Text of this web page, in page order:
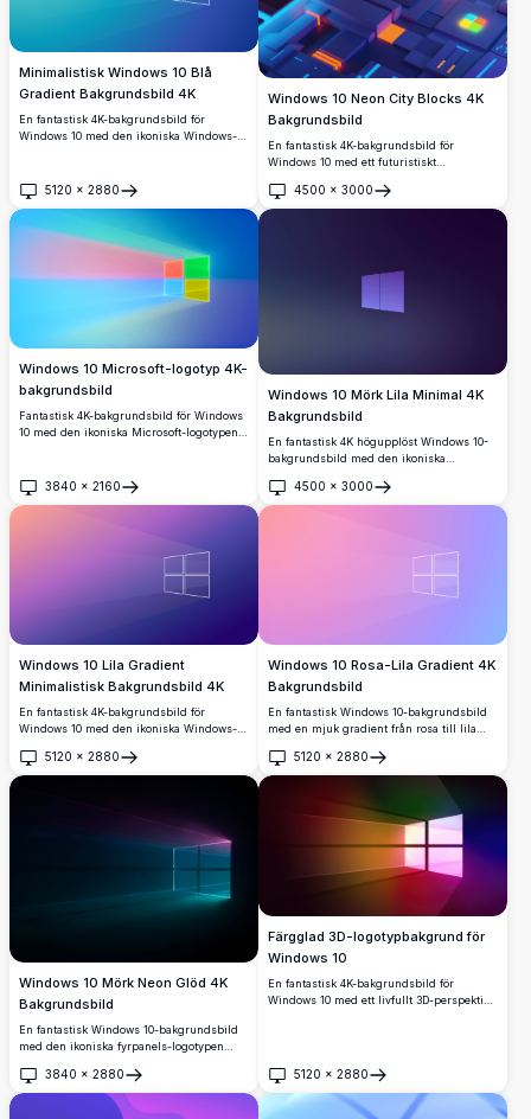
Minimalistisk Windows 10 Blå
Gradient Bakgrundsbild 4K
En fantastisk 4K-bakgrundsbild för
Windows 10 med den ikoniska Windows-
ljusstråleeffekter, perfekt för moderna
skrivbordsmiljöer.
5120 × 2880
Öppna
Windows 10 Neon City Blocks 4K
Bakgrundsbild
En fantastisk 4K-bakgrundsbild för
Windows 10 med ett futuristiskt
neonorange och blå ljus, geometriska
blockstrukturer och den ikoniska
4500 × 3000
Öppna
Windows 10 Microsoft-logotyp 4K-
bakgrundsbild
Fantastisk 4K-bakgrundsbild för Windows
10 med den ikoniska Microsoft-logotypen
en mjuk gradientblå bakgrund i ultrahög
upplösning.
3840 × 2160
Öppna
Windows 10 Mörk Lila Minimal 4K
Bakgrundsbild
En fantastisk 4K högupplöst Windows 10-
bakgrundsbild med den ikoniska
djup mörk gradientbakgrund. Perfekt för
en ren, modern skrivbordsestetik.
4500 × 3000
Öppna
Windows 10 Lila Gradient
Minimalistisk Bakgrundsbild 4K
En fantastisk 4K-bakgrundsbild för
Windows 10 med den ikoniska Windows-
lila och orange gradientbakgrund. Perfekt
för moderna skrivbord som söker en ren,
5120 × 2880
Öppna
Windows 10 Rosa-Lila Gradient 4K
Bakgrundsbild
En fantastisk Windows 10-bakgrundsbild
med en mjuk gradient från rosa till lila
av Windows-logotypen, perfekt för modern
skrivbordsestetik i ultrahög 4K-
5120 × 2880
Öppna
Windows 10 Mörk Neon Glöd 4K
Bakgrundsbild
En fantastisk Windows 10-bakgrundsbild
med den ikoniska fyrpanels-logotypen
magentafärgade neonljusstrålar mot en
djupt mörk bakgrund, perfekt för modern
3840 × 2880
Öppna
Färgglad 3D-logotypbakgrund för
Windows 10
En fantastisk 4K-bakgrundsbild för
Windows 10 med ett livfullt 3D-perspektiv
modern skrivbordsbakgrund.
5120 × 2880
Öppna